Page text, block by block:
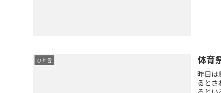
ひと言 体育
昨日は
るとさ